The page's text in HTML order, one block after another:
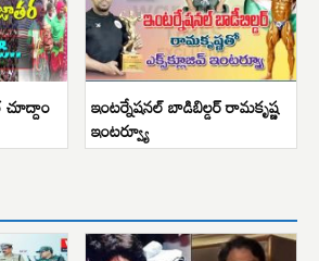
ఇంటర్నేషనల్ బాడిబిల్డర్ రామకృష్ణ
ఇంటర్వ్యూ